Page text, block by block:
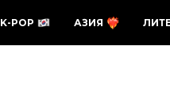
K-POP АЗИЯ